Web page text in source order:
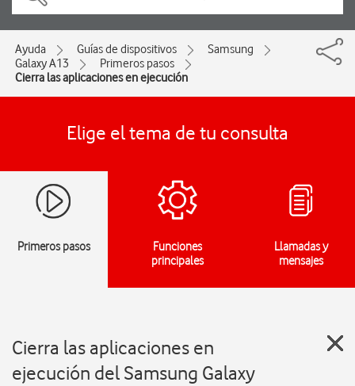
Ayuda Guías de dispositivos
Samsung
Galaxy A13
Primeros pasos
Cierra las aplicaciones en ejecución
Elige el tema de tu consulta
Primeros pasos
Funciones
principales
Llamadas y
mensajes
Cierra las aplicaciones en
ejecución del Samsung Galaxy